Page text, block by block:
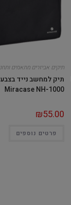
תיקים אביזרים מתאמים
Miracase NH-1000
₪55.00
פרטים נוספים